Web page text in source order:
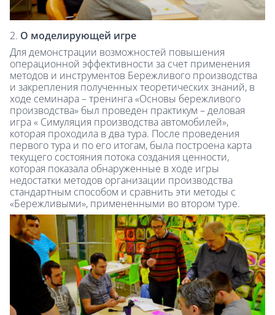
2. О моделирующей игре
Для демонстрации возможностей повышения
операционной эффективности за счет применения
методов и инструментов Бережливого производства
и закрепления полученных теоретических знаний, в
ходе семинара – тренинга «Основы бережливого
производства» был проведен практикум – деловая
игра « Симуляция производства автомобилей»,
которая проходила в два тура. После проведения
первого тура и по его итогам, была построена карта
текущего состояния потока создания ценности,
которая показала обнаруженные в ходе игры
недостатки методов организации производства
стандартным способом и сравнить эти методы с
«Бережливыми», примененными во втором туре.